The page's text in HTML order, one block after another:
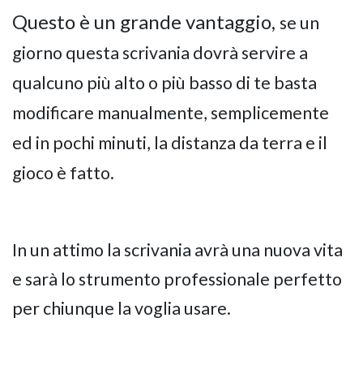
Questo è un grande vantaggio, se un
giorno questa scrivania dovrà servire a
qualcuno più alto o più basso di te basta
modificare manualmente, semplicemente
ed in pochi minuti, la distanza da terra e il
gioco è fatto.
In un attimo la scrivania avrà una nuova vita
e sarà lo strumento professionale perfetto
per chiunque la voglia usare.